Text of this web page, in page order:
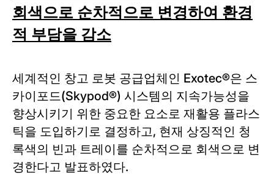
회색으로 순차적으로 변경하여 환경
적 부담을 감소
세계적인 창고 로봇 공급업체인 Exotec®은 스
카이포드(Skypod®) 시스템의 지속가능성을
향상시키기 위한 중요한 요소로 재활용 플라스
틱을 도입하기로 결정하고, 현재 상징적인 청
록색의 빈과 트레이를 순차적으로 회색으로 변
경한다고 발표하였다.